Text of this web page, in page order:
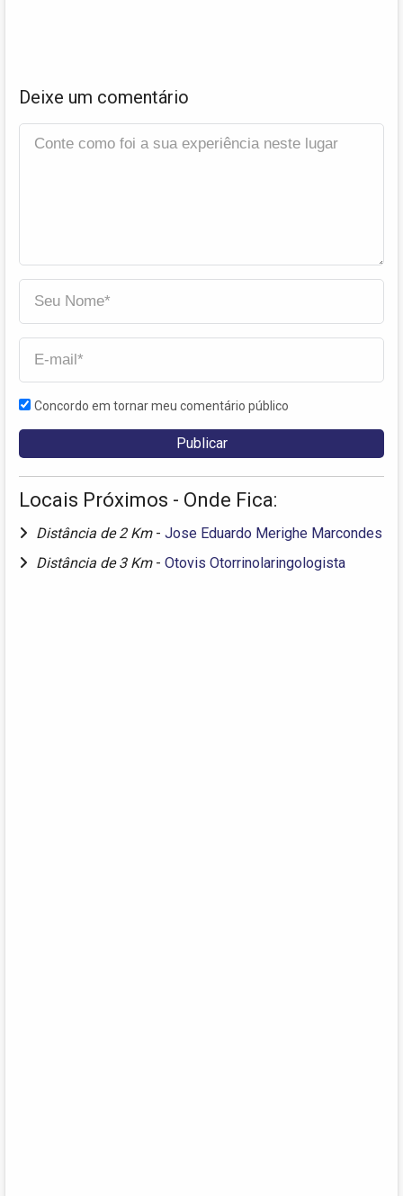
Deixe um comentário
Concordo em tornar meu comentário público
Locais Próximos - Onde Fica:
Distância de 2 Km - Jose Eduardo Merighe Marcondes
Distância de 3 Km - Otovis Otorrinolaringologista